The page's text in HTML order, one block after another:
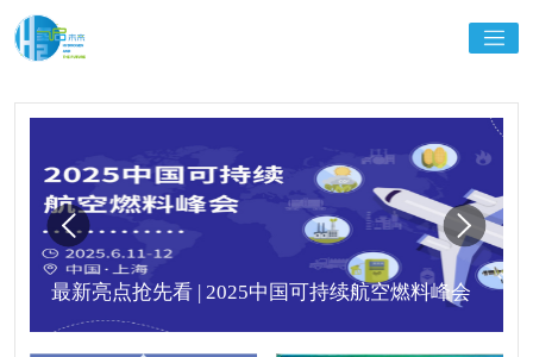
最新亮点抢先看 | 2025中国可持续航空燃料峰会